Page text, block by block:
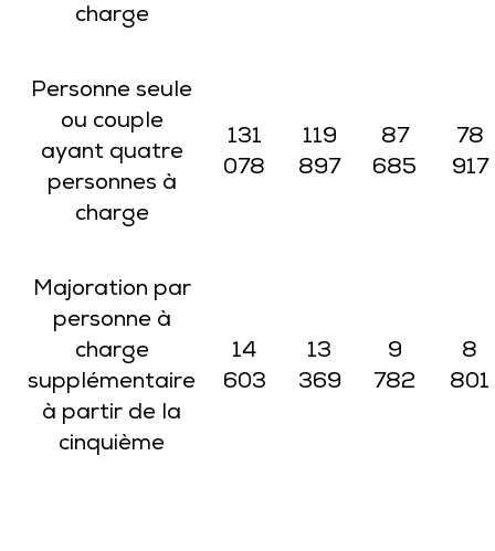
charge
Personne seule
ou couple
ayant quatre
personnes à
charge
131
078
119
897
87
685
78
917
Majoration par
personne à
charge
supplémentaire
à partir de la
cinquième
14
603
13
369
9
782
8
801